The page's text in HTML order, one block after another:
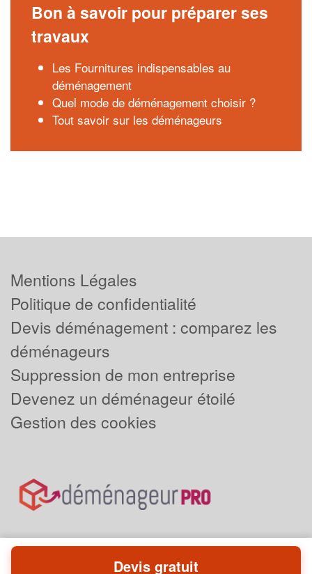
Bon à savoir pour préparer ses
travaux
Les Fournitures indispensables au
déménagement
Quel mode de déménagement choisir ?
Tout savoir sur les déménageurs
Mentions Légales
Politique de confidentialité
Devis déménagement : comparez les
déménageurs
Suppression de mon entreprise
Devenez un déménageur étoilé
Gestion des cookies
Devis gratuit